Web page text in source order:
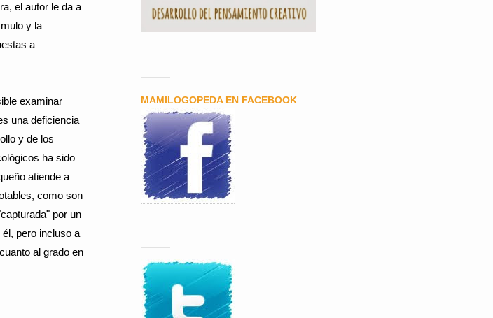
el autor le da a
y la
a
examinar
una deficiencia
y de los
ha sido
atiende a
como son
por un
pero incluso a
al grado en
MAMILOGOPEDA EN FACEBOOK